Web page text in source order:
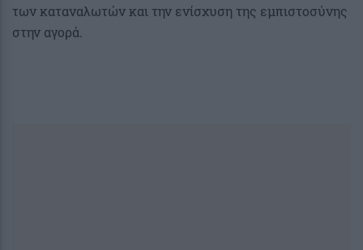
των καταναλωτών και την ενίσχυση της εμπιστοσύνης
στην αγορά.